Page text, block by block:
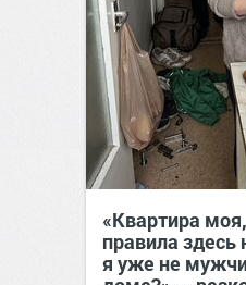
«Квартира
правила
я уже не